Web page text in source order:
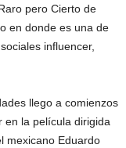
pero Cierto de
en donde es una de
influencer,
llego a comienzos
en la película dirigida
mexicano Eduardo